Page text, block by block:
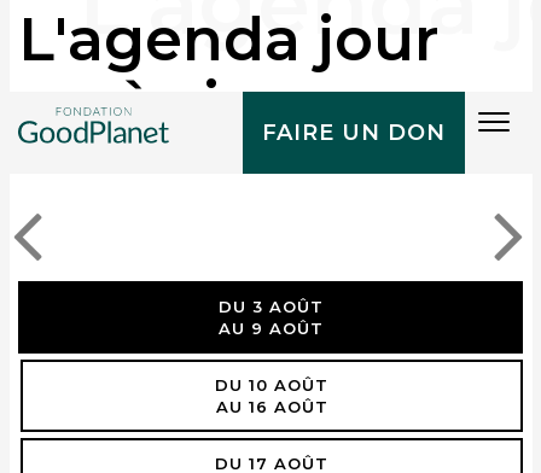
FAIRE UN DON
L'agenda jour
après jour
DU 3 AOÛT
AU 9 AOÛT
DU 10 AOÛT
AU 16 AOÛT
DU 17 AOÛT